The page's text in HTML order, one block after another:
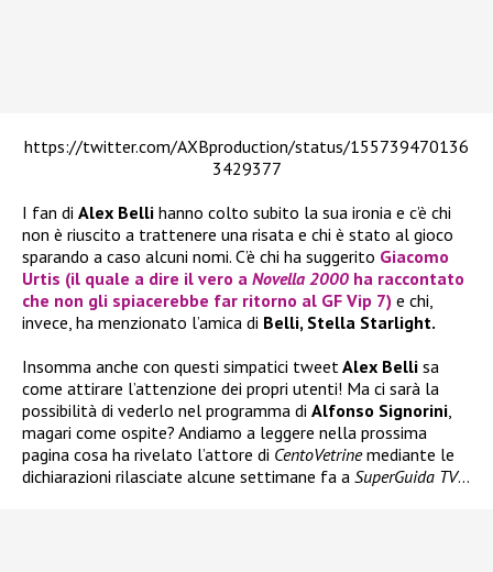
https://twitter.com/AXBproduction/status/155739470136
3429377
I fan di Alex Belli hanno colto subito la sua ironia e c’è chi
non è riuscito a trattenere una risata e chi è stato al gioco
sparando a caso alcuni nomi. C’è chi ha suggerito Giacomo
Urtis (il quale a dire il vero a Novella 2000 ha raccontato
che non gli spiacerebbe far ritorno al GF Vip 7) e chi,
invece, ha menzionato l’amica di Belli, Stella Starlight.
Insomma anche con questi simpatici tweetAlex Belli sa
come attirare l’attenzione dei propri utenti! Ma ci sarà la
possibilità di vederlo nel programma di Alfonso Signorini,
magari come ospite? Andiamo a leggere nella prossima
pagina cosa ha rivelato l’attore di CentoVetrinemediante le
dichiarazioni rilasciate alcune settimane fa a SuperGuida TV…